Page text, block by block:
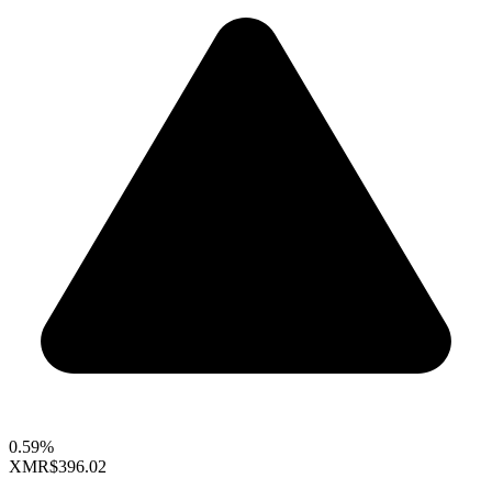
0.59%
XMR$396.02